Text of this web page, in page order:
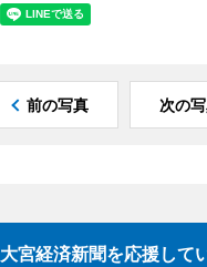
前の写真 次の
大宮経済新聞を応援して